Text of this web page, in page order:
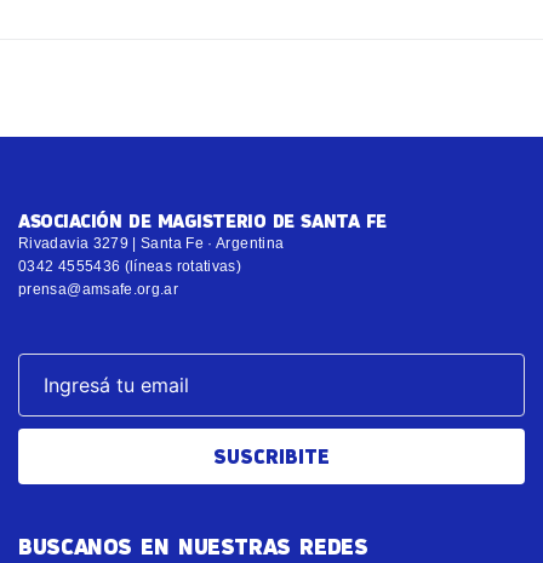
ASOCIACIÓN DE MAGISTERIO DE SANTA FE
Rivadavia 3279 | Santa Fe · Argentina
0342 4555436 (líneas rotativas)
prensa@amsafe.org.ar
SUSCRIBITE
BUSCANOS EN NUESTRAS REDES